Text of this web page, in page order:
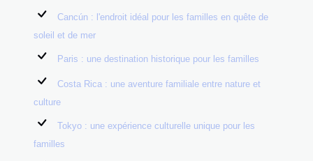
Cancún : l'endroit idéal pour les familles en quête de
soleil et de mer
Paris : une destination historique pour les familles
Costa Rica : une aventure familiale entre nature et
culture
Tokyo : une expérience culturelle unique pour les
familles